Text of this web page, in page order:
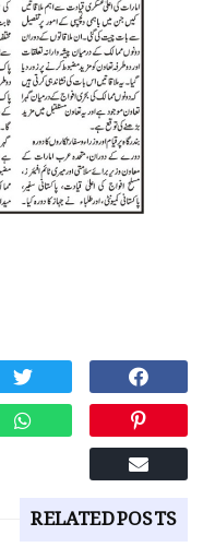
RELATED POSTS